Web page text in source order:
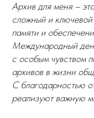
Архив для меня –
сложный и
памяти и
Международный
с особым чувством
архивов в жизни
С благодарностью
реализуют важную